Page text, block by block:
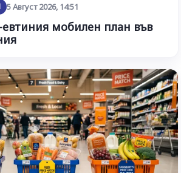
5 Август 2026, 14:51
евтиния мобилен план във